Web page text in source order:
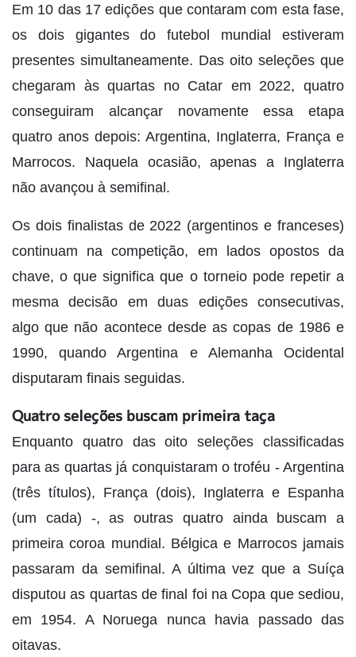
Em 10 das 17 edições que contaram com esta fase,
os dois gigantes do futebol mundial estiveram
presentes simultaneamente. Das oito seleções que
chegaram às quartas no Catar em 2022, quatro
conseguiram alcançar novamente essa etapa
quatro anos depois: Argentina, Inglaterra, França e
Marrocos. Naquela ocasião, apenas a Inglaterra
não avançou à semifinal.
Os dois finalistas de 2022 (argentinos e franceses)
continuam na competição, em lados opostos da
chave, o que significa que o torneio pode repetir a
mesma decisão em duas edições consecutivas,
algo que não acontece desde as copas de 1986 e
1990, quando Argentina e Alemanha Ocidental
disputaram finais seguidas.
Quatro seleções buscam primeira taça
Enquanto quatro das oito seleções classificadas
para as quartas já conquistaram o troféu - Argentina
(três títulos), França (dois), Inglaterra e Espanha
(um cada) -, as outras quatro ainda buscam a
primeira coroa mundial. Bélgica e Marrocos jamais
passaram da semifinal. A última vez que a Suíça
disputou as quartas de final foi na Copa que sediou,
em 1954. A Noruega nunca havia passado das
oitavas.